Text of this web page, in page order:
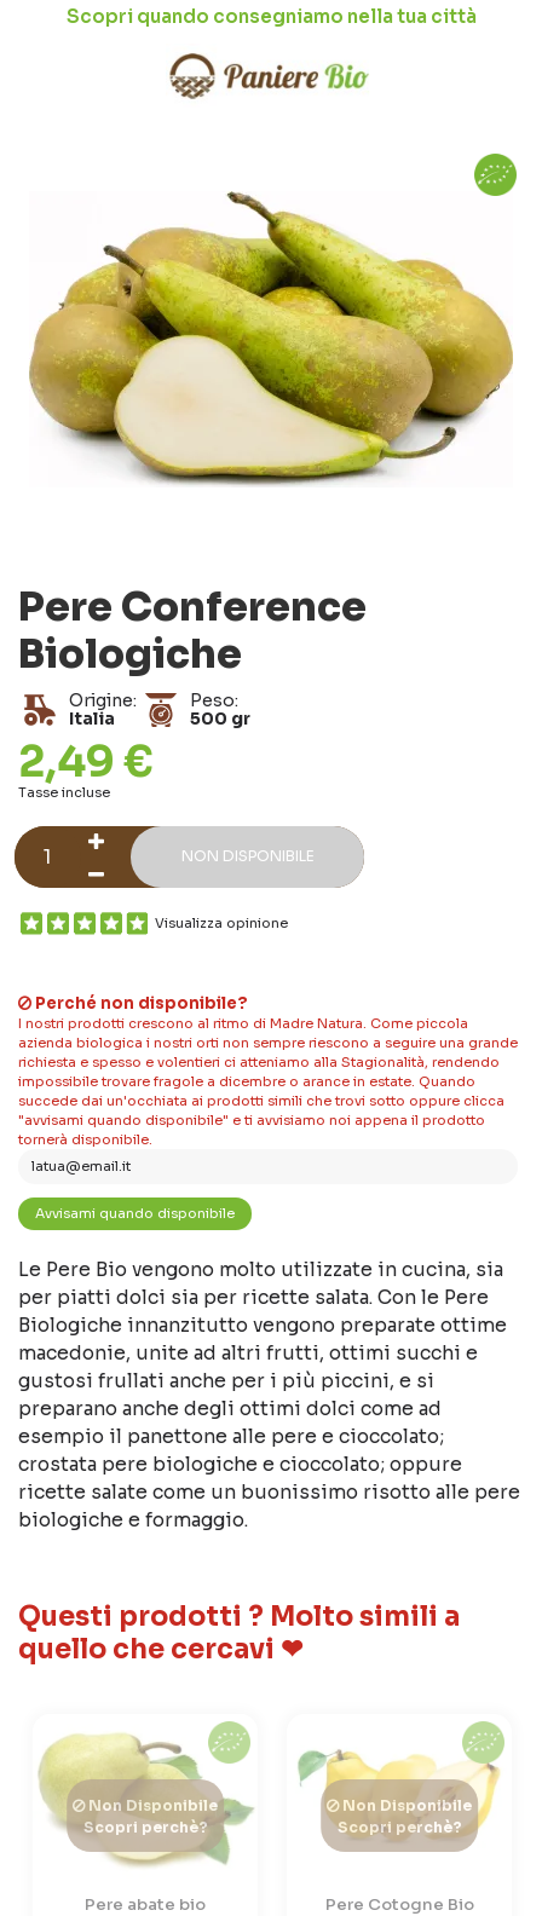
Scopri quando consegniamo nella tua città
Pere Conference
Biologiche
Origine:
Italia
Peso:
500 gr
2,49 €
Tasse incluse
NON DISPONIBILE
Visualizza opinione
Perché non disponibile?
I nostri prodotti crescono al ritmo di Madre Natura. Come piccola
azienda biologica i nostri orti non sempre riescono a seguire una grande
richiesta e spesso e volentieri ci atteniamo alla Stagionalità, rendendo
impossibile trovare fragole a dicembre o arance in estate. Quando
succede dai un'occhiata ai prodotti simili che trovi sotto oppure clicca
"avvisami quando disponibile" e ti avvisiamo noi appena il prodotto
tornerà disponibile.
Le Pere Bio vengono molto utilizzate in cucina, sia
per piatti dolci sia per ricette salata. Con le Pere
Biologiche innanzitutto vengono preparate ottime
macedonie, unite ad altri frutti, ottimi succhi e
gustosi frullati anche per i più piccini, e si
preparano anche degli ottimi dolci come ad
esempio il panettone alle pere e cioccolato;
crostata pere biologiche e cioccolato; oppure
ricette salate come un buonissimo risotto alle pere
biologiche e formaggio.
Questi prodotti ? Molto simili a
quello che cercavi ❤
Non Disponibile
Scopri perchè?
Pere abate bio
Non Disponibile
Scopri perchè?
Pere Cotogne Bio